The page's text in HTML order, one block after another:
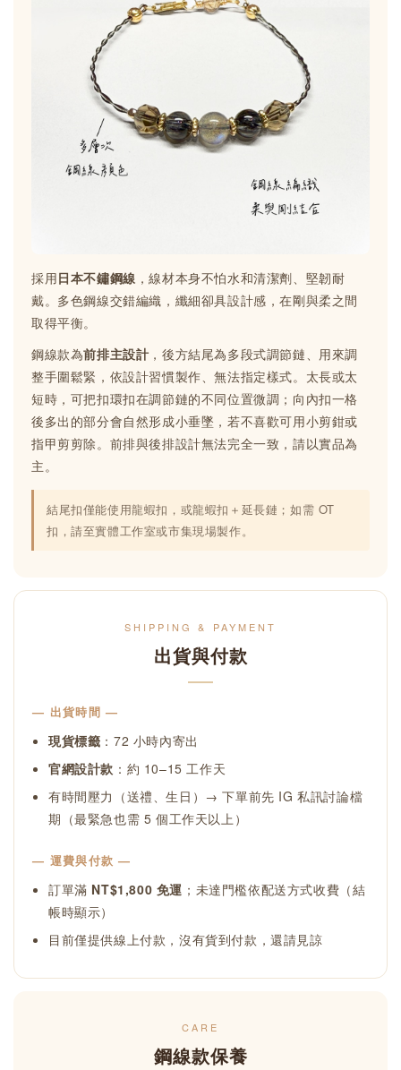
採用日本不鏽鋼線 ，線材本身不怕水和清潔劑、堅韌耐
戴。多色鋼線交錯編織，纖細卻具設計感，在剛與柔之間
取得平衡。
鋼線款為前排主設計 ，後方結尾為多段式調節鏈、用來調
整手圍鬆緊，依設計習慣製作、無法指定樣式。太長或太
短時，可把扣環扣在調節鏈的不同位置微調；向內扣一格
後多出的部分會自然形成小垂墜，若不喜歡可用小剪鉗或
指甲剪剪除。前排與後排設計無法完全一致，請以實品為
主。
結尾扣僅能使用龍蝦扣，或龍蝦扣＋延長鏈；如需 OT
扣，請至實體工作室或市集現場製作。
SHIPPING & PAYMENT
出貨與付款
— 出貨時間 —
現貨標籤 ：72 小時內寄出
官網設計款 ：約 10–15 工作天
有時間壓力（送禮、生日）→ 下單前先 IG 私訊討論檔
期（最緊急也需 5 個工作天以上）
— 運費與付款 —
訂單滿 NT$1,800 免運 ；未達門檻依配送方式收費（結
帳時顯示）
目前僅提供線上付款，沒有貨到付款，還請見諒
CARE
鋼線款保養